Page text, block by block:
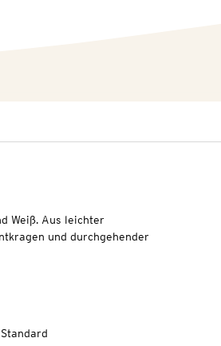
Weiß. Aus leichter
und durchgehender